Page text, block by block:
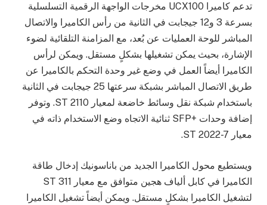
تدعم كاميرا UCX100 مخرجات الواجهة الرقمية التسلسلية
بسرعة 3 و12 جيجابت في الثانية من رأس الكاميرا والاتصال
المباشر للوحة العمليات عن بُعد، مع المزامنة التلقائية لضوء
الإشارة، بحيث يمكن تشغيلها بشكلٍ مستقل. ويمكن لرأس
الكاميرا أيضاً العمل في وضع غير وحدة التحكم بالكاميرا عن
طريق الاتصال المباشر بشبكة سرعتها 25 جيجابت في الثانية
باستخدام شبكة نقل وسائط خاضعة لمعيار ST 2110. وتوفر
إضافة وحدات +SFP ثنائية الاتجاه وضع الاستخدام ذاته في
معيار ST 2022-7.
ويستطيع محول الكاميرا الجديد من باناسونيك إدخال طاقة
الكاميرا في كابل ألياف هجين متوافق مع معيار ST 311
لتشغيل الكاميرا بشكلٍ مستقل. ويمكن أيضاً تشغيل الكاميرا